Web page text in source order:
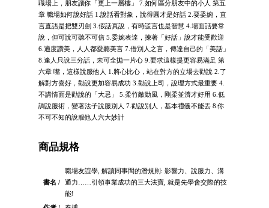
職場上，朋友讓你「更上一層樓」 7.如何區分朋友中的小人 第五
章 職場如何說好話 1.說話看對象，說得圓才是好話 2.要委婉，直
言直語是把雙刃劍 3.假話真說，有時謊言也是智慧 4.場面話要常
說，但可說可聽不可信 5.委婉表達，揀著「好話」說才能受歡迎
6.適度讚美，人人都愛聽美言 7.借別人之言，傳達自己的「美話」
8.逢人只說三分話，未可全拋一片心 9.要求這樣提更容易滿足 第
六章 嘴，這樣說服他人 1.將心比心，站在對方的立場去勸說 2.了
解對方喜好，勸說更加容易成功 3.勸說上司，說理方式最重要 4.
不講情面是勸說的「大忌」 5.柔竹敵勁風，剛柔並濟才好用 6.低
調說服術，變著法子說服別人 7.勸說別人，基本禮儀不能丟 8.你
不可不知的說服他人六大妙計
商品規格
書名 /
職場友誼學, 解讀同事間的潛規則: 影響力、說服力、溝
通力……引領事業成功的三大法寶, 就是先學會交際的技
能!